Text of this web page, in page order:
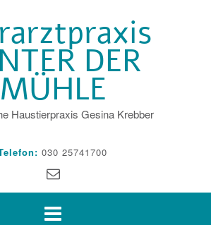
DER
MÜHLE
Haustierpraxis Gesina Krebber
030 25741700